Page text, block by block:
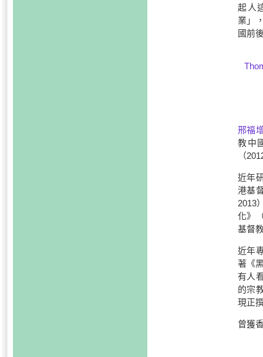
起人
業」
國前
邢福
教中
（
近年
港基
2013
化》
基督
近年
著《
有人
的宗
現正
曾獲